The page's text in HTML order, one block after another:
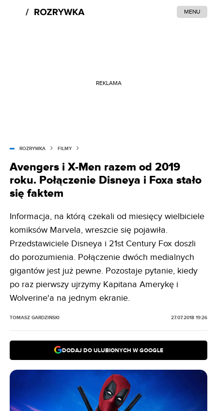
MENU
REKLAMA
ROZRYWKA FILMY
Avengers i X-Men razem od 2019
roku. Połączenie Disneya i Foxa stało
się faktem
Informacja, na którą czekali od miesięcy wielbiciele
komiksów Marvela, wreszcie się pojawiła.
Przedstawiciele Disneya i 21st Century Fox doszli
do porozumienia. Połączenie dwóch medialnych
gigantów jest już pewne. Pozostaje pytanie, kiedy
po raz pierwszy ujrzymy Kapitana Amerykę i
Wolverine'a na jednym ekranie.
TOMASZ GARDZIŃSKI 27.07.2018 19:26
DODAJ DO ULUBIONYCH W GOOGLE